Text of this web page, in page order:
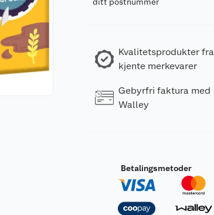
Kvalitetsprodukter fra
kjente merkevarer
Gebyrfri faktura med
Walley
Betalingsmetoder